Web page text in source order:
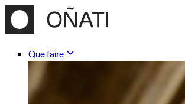
Que faire